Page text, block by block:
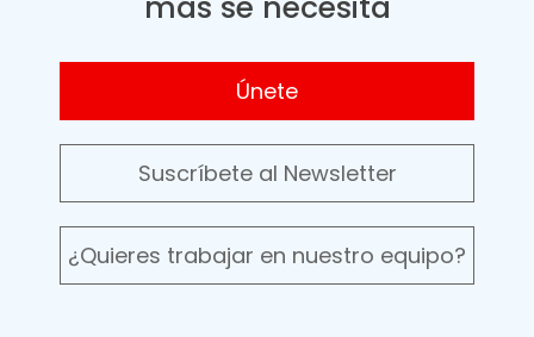
Únete
Suscríbete al Newsletter
¿Quieres trabajar en nuestro equipo?